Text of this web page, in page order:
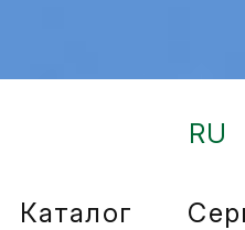
Каталог
RU